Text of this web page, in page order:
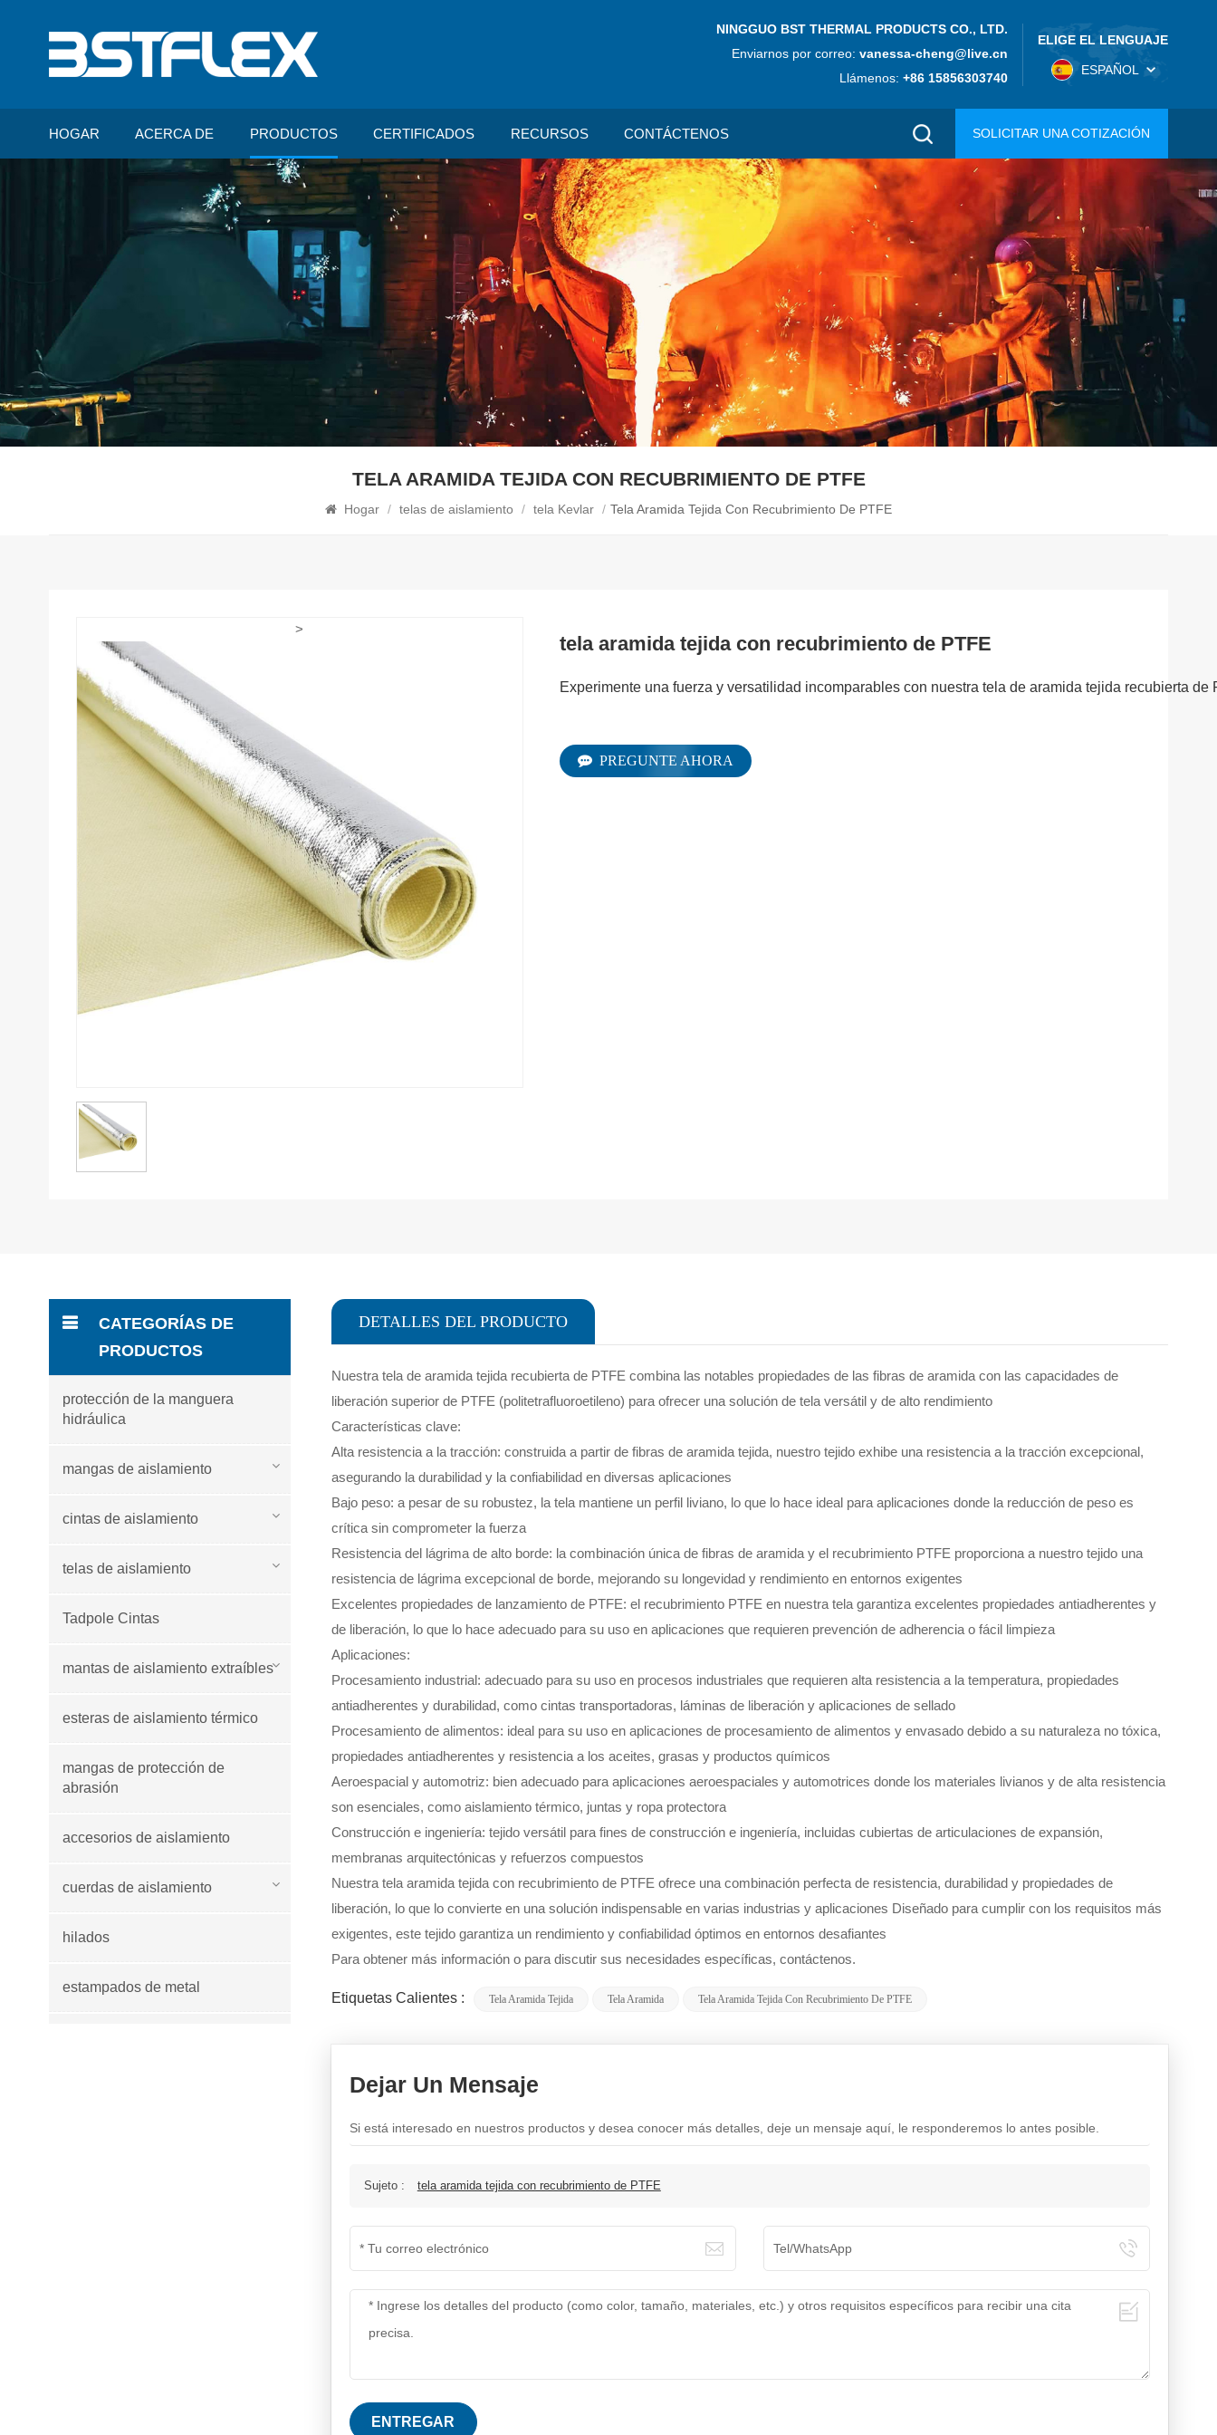
NINGGUO BST THERMAL PRODUCTS CO., LTD.
Enviarnos por correo:vanessa-cheng@live.cn
Llámenos:+86 15856303740
ELIGE EL LENGUAJE
ESPAÑOL
HOGAR ACERCA DE PRODUCTOS CERTIFICADOS RECURSOS CONTÁCTENOS SOLICITAR UNA COTIZACIÓN
TELA ARAMIDA TEJIDA CON RECUBRIMIENTO DE PTFE
Hogar / telas de aislamiento / tela Kevlar / Tela Aramida Tejida Con Recubrimiento De PTFE
>
tela aramida tejida con recubrimiento de PTFE
Experimente una fuerza y ​​versatilidad incomparables con nuestra tela de aramida tejida recubierta
PREGUNTE AHORA
DETALLES DEL PRODUCTO
Nuestra tela de aramida tejida recubierta de PTFE combina las notables propiedades de las fibras de aramida con las capacidades de
liberación superior de PTFE (politetrafluoroetileno) para ofrecer una solución de tela versátil y de alto rendimiento
Características clave:
Alta resistencia a la tracción: construida a partir de fibras de aramida tejida, nuestro tejido exhibe una resistencia a la tracción excepcional,
asegurando la durabilidad y la confiabilidad en diversas aplicaciones
Bajo peso: a pesar de su robustez, la tela mantiene un perfil liviano, lo que lo hace ideal para aplicaciones donde la reducción de peso es
crítica sin comprometer la fuerza
Resistencia del lágrima de alto borde: la combinación única de fibras de aramida y el recubrimiento PTFE proporciona a nuestro tejido una
resistencia de lágrima excepcional de borde, mejorando su longevidad y rendimiento en entornos exigentes
Excelentes propiedades de lanzamiento de PTFE: el recubrimiento PTFE en nuestra tela garantiza excelentes propiedades antiadherentes y
de liberación, lo que lo hace adecuado para su uso en aplicaciones que requieren prevención de adherencia o fácil limpieza
Aplicaciones:
Procesamiento industrial: adecuado para su uso en procesos industriales que requieren alta resistencia a la temperatura, propiedades
antiadherentes y durabilidad, como cintas transportadoras, láminas de liberación y aplicaciones de sellado
Procesamiento de alimentos: ideal para su uso en aplicaciones de procesamiento de alimentos y envasado debido a su naturaleza no tóxica,
propiedades antiadherentes y resistencia a los aceites, grasas y productos químicos
Aeroespacial y automotriz: bien adecuado para aplicaciones aeroespaciales y automotrices donde los materiales livianos y de alta resistencia
son esenciales, como aislamiento térmico, juntas y ropa protectora
Construcción e ingeniería: tejido versátil para fines de construcción e ingeniería, incluidas cubiertas de articulaciones de expansión,
membranas arquitectónicas y refuerzos compuestos
Nuestra tela aramida tejida con recubrimiento de PTFE ofrece una combinación perfecta de resistencia, durabilidad y propiedades de
liberación, lo que lo convierte en una solución indispensable en varias industrias y aplicaciones Diseñado para cumplir con los requisitos más
exigentes, este tejido garantiza un rendimiento y confiabilidad óptimos en entornos desafiantes
Para obtener más información o para discutir sus necesidades específicas, contáctenos.
Etiquetas Calientes : Tela Aramida Tejida Tela Aramida Tela Aramida Tejida Con Recubrimiento De PTFE
Dejar Un Mensaje
Si está interesado en nuestros productos y desea conocer más detalles, deje un mensaje aquí, le responderemos lo antes posible.
Sujeto : tela aramida tejida con recubrimiento de PTFE
ENTREGAR
CATEGORÍAS DE
PRODUCTOS
protección de la manguera
hidráulica
mangas de aislamiento
cintas de aislamiento
telas de aislamiento
Tadpole Cintas
mantas de aislamiento extraíbles
esteras de aislamiento térmico
mangas de protección de
abrasión
accesorios de aislamiento
cuerdas de aislamiento
hilados
estampados de metal